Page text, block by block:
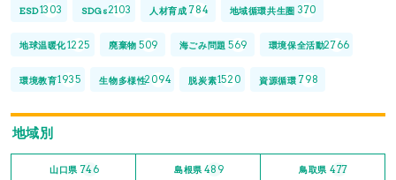
ESD1303 SDGs2103 人材育成 784 地域循環共生圏 370
地球温暖化1225 廃棄物 509 海ごみ問題 569 環境保全活動2766
環境教育1935 生物多様性2094 脱炭素1520 資源循環 798
地域別
山口県 746 島根県 489 鳥取県 477